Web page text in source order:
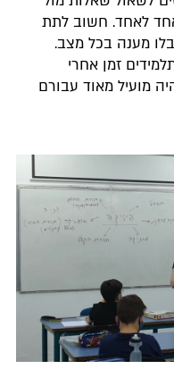
לאחד. חשוב לתת
מענה בכל מצב.
זמן אחרי
מועיל מאוד עבורם